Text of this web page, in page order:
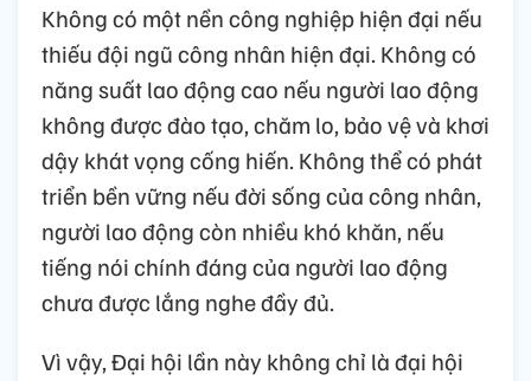
Không có một nền công nghiệp hiện đại nếu
thiếu đội ngũ công nhân hiện đại. Không có
năng suất lao động cao nếu người lao động
không được đào tạo, chăm lo, bảo vệ và khơi
dậy khát vọng cống hiến. Không thể có phát
triển bền vững nếu đời sống của công nhân,
người lao động còn nhiều khó khăn, nếu
tiếng nói chính đáng của người lao động
chưa được lắng nghe đầy đủ.
Vì vậy, Đại hội lần này không chỉ là đại hội